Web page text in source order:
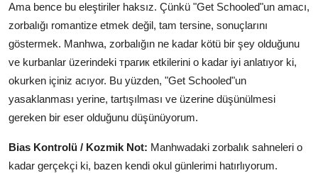
Ama bence bu eleştiriler haksız. Çünkü "Get Schooled"un amacı,
zorbalığı romantize etmek değil, tam tersine, sonuçlarını
göstermek. Manhwa, zorbalığın ne kadar kötü bir şey olduğunu
ve kurbanlar üzerindeki трагик etkilerini o kadar iyi anlatıyor ki,
okurken içiniz acıyor. Bu yüzden, "Get Schooled"un
yasaklanması yerine, tartışılması ve üzerine düşünülmesi
gereken bir eser olduğunu düşünüyorum.
Bias Kontrolü / Kozmik Not: Manhwadaki zorbalık sahneleri o
kadar gerçekçi ki, bazen kendi okul günlerimi hatırlıyorum.